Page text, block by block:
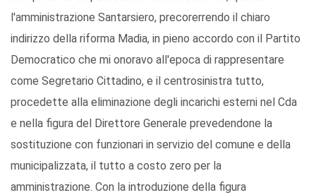
l'amministrazione Santarsiero, precorerrendo il chiaro
indirizzo della riforma Madia, in pieno accordo con il Partito
Democratico che mi onoravo all'epoca di rappresentare
come Segretario Cittadino, e il centrosinistra tutto,
procedette alla eliminazione degli incarichi esterni nel Cda
e nella figura del Direttore Generale prevedendone la
sostituzione con funzionari in servizio del comune e della
municipalizzata, il tutto a costo zero per la
amministrazione. Con la introduzione della figura